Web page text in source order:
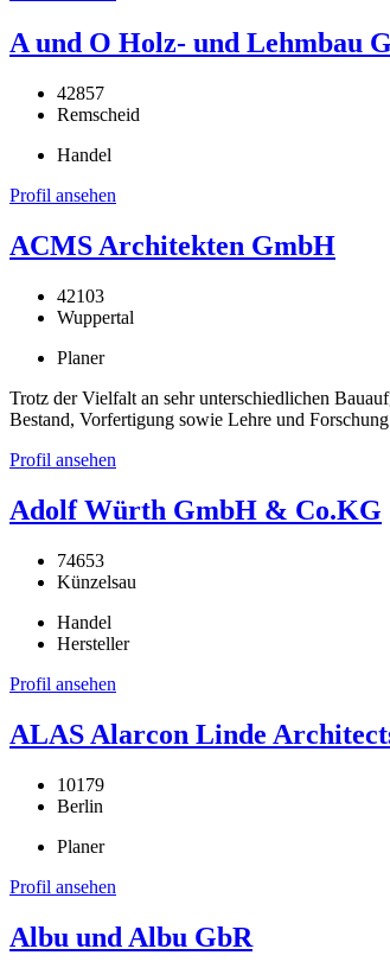
A und O Holz- und Lehmbau
42857
Remscheid
Handel
Profil ansehen
ACMS Architekten GmbH
42103
Wuppertal
Planer
Trotz der Vielfalt an sehr unterschiedlichen
Bestand, Vorfertigung sowie Lehre und
Profil ansehen
Adolf Würth GmbH & Co.KG
74653
Künzelsau
Handel
Hersteller
Profil ansehen
ALAS Alarcon Linde
10179
Berlin
Planer
Profil ansehen
Albu und Albu GbR